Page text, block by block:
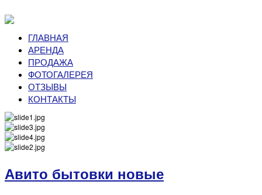
ГЛАВНАЯ
АРЕНДА
ПРОДАЖА
ФОТОГАЛЕРЕЯ
ОТЗЫВЫ
КОНТАКТЫ
Авито бытовки новые